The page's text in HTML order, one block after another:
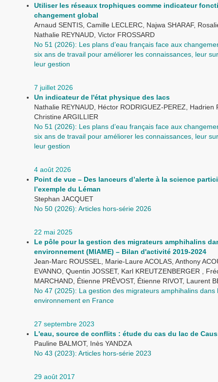
Utiliser les réseaux trophiques comme indicateur
changement global
Arnaud SENTIS, Camille LECLERC, Najwa SHARAF,
Nathalie REYNAUD, Victor FROSSARD
No 51 (2026): Les plans d’eau français face aux
six ans de travail pour améliorer les connaissances, leur
leur gestion
7 juillet 2026
Un indicateur de l'état physique des lacs
Nathalie REYNAUD, Héctor RODRIGUEZ-PEREZ, Hadrien
Christine ARGILLIER
No 51 (2026): Les plans d’eau français face aux
six ans de travail pour améliorer les connaissances, leur
leur gestion
4 août 2026
Point de vue – Des lanceurs d’alerte à la science
l’exemple du Léman
Stephan JACQUET
No 50 (2026): Articles hors-série 2026
22 mai 2025
Le pôle pour la gestion des migrateurs amphihalins
environnement (MIAME) – Bilan d'activité 2019-2024
Jean-Marc ROUSSEL, Marie-Laure ACOLAS, Anthony
EVANNO, Quentin JOSSET, Karl KREUTZENBERGER ,
MARCHAND, Étienne PRÉVOST, Étienne RIVOT, Laurent
No 47 (2025): La gestion des migrateurs amphihalins dans
environnement en France
27 septembre 2023
L'eau, source de conflits : étude du cas du lac de
Pauline BALMOT, Inès YANDZA
No 43 (2023): Articles hors-série 2023
29 août 2017